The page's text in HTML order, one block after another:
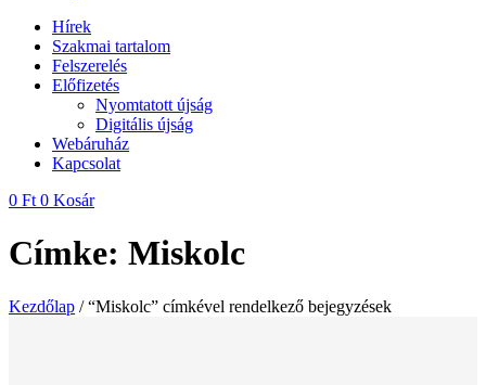
Hírek
Szakmai tartalom
Felszerelés
Előfizetés
Nyomtatott újság
Digitális újság
Webáruház
Kapcsolat
0 Ft 0 Kosár
Címke: Miskolc
Kezdőlap / “Miskolc” címkével rendelkező bejegyzések